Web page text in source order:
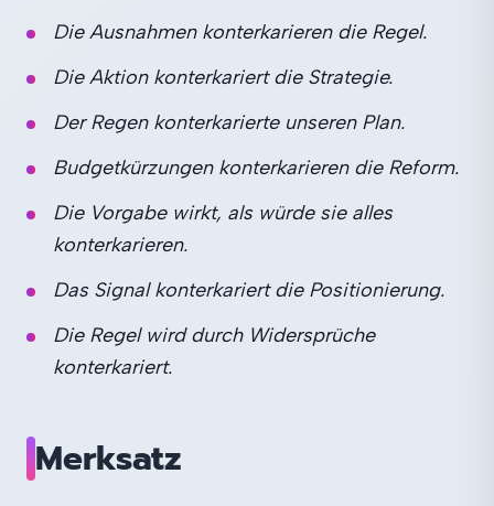
Die Ausnahmen konterkarieren die Regel.
Die Aktion konterkariert die Strategie.
Der Regen konterkarierte unseren Plan.
Budgetkürzungen konterkarieren die Reform.
Die Vorgabe wirkt, als würde sie alles
konterkarieren.
Das Signal konterkariert die Positionierung.
Die Regel wird durch Widersprüche
konterkariert.
Merksatz